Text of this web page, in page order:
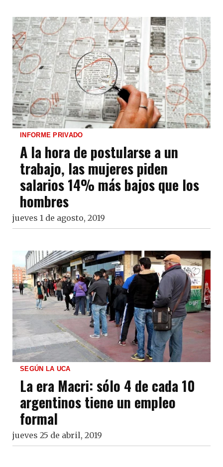
INFORME PRIVADO
A la hora de postularse a un
trabajo, las mujeres piden
salarios 14% más bajos que los
hombres
jueves 1 de agosto, 2019
SEGÚN LA UCA
La era Macri: sólo 4 de cada 10
argentinos tiene un empleo
formal
jueves 25 de abril, 2019